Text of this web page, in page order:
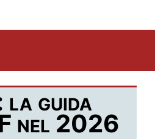
la guida
nel 2026